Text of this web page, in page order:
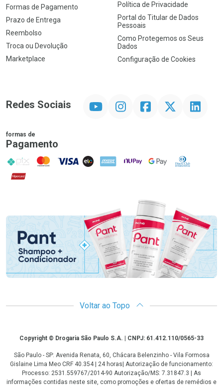
Formas de Pagamento
Prazo de Entrega
Reembolso
Troca ou Devolução
Marketplace
Política de Privacidade
Portal do Titular de Dados
Pessoais
Como Protegemos os Seus
Dados
Configuração de Cookies
Redes Sociais InstagramFacebookTwitter Linkedin
formas de
Pagamento
PIX MasterCard
VISA ELO AMEX NuPay Google PayDiners Club
Hipercard
Promoção em Destaque
Voltar ao Topo
CopyrightCopyright © Drogaria São Paulo S.A. | CNPJ: 61.412.110/0565-33
São Paulo - SP: Avenida Renata, 60, Chácara Belenzinho - Vila Formosa
Gislaine Lima Meo CRF 40.354 | 24 horas| Autorização de funcionamento:
Processo: 2531.559767/2014-90 Autorização/MS: 7.31847.3 | As
informações contidas neste site, como promoções e ofertas de remédios e